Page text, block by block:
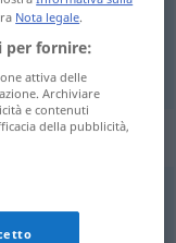
Nota legale.
per fornire:
attiva delle
Archiviare
e contenuti
della pubblicità,